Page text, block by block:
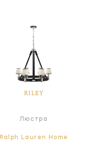
RILEY
Люстра
Ralph Lauren Home